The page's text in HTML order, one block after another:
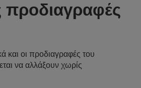
προδιαγραφές
και οι προδιαγραφές του
να αλλάξουν χωρίς